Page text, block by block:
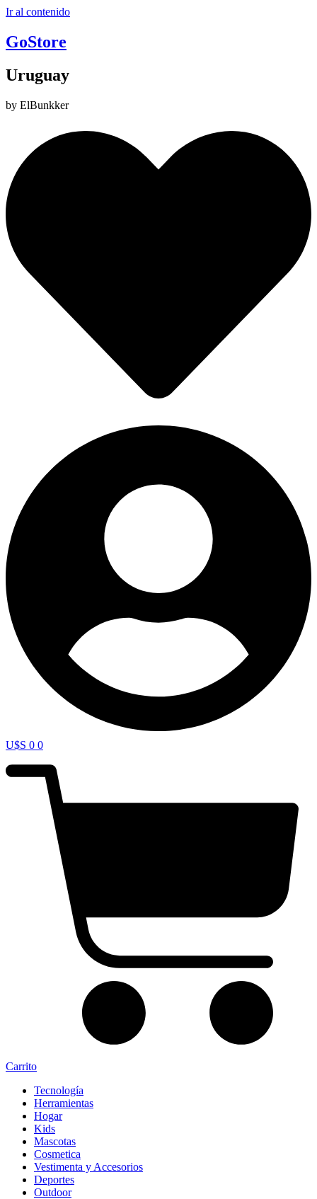
Ir al contenido
GoStore
Uruguay
by ElBunkker
U$S 0 0
Carrito
Tecnología
Herramientas
Hogar
Kids
Mascotas
Cosmetica
Vestimenta y Accesorios
Deportes
Outdoor